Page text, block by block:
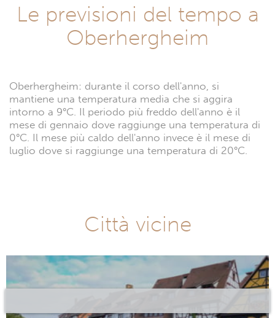
Le previsioni del tempo a
Oberhergheim
Oberhergheim: durante il corso dell'anno, si
mantiene una temperatura media che si aggira
intorno a 9°C. Il periodo più freddo dell'anno è il
mese di gennaio dove raggiunge una temperatura di
0°C. Il mese più caldo dell'anno invece è il mese di
luglio dove si raggiunge una temperatura di 20°C.
Città vicine